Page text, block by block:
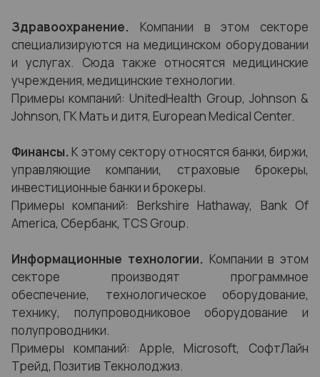
Здравоохранение. Компании в этом секторе
специализируются на медицинском оборудовании
и услугах. Сюда также относятся медицинские
учреждения, медицинские технологии.
Примеры компаний: UnitedHealth Group, Johnson &
Johnson, ГК Мать и дитя, European Medical Center.
Финансы. К этому сектору относятся банки, биржи,
управляющие компании, страховые брокеры,
инвестиционные банки и брокеры.
Примеры компаний: Berkshire Hathaway, Bank Of
America, Сбербанк, TCS Group.
Информационные технологии. Компании в этом
секторе производят программное
обеспечение, технологическое оборудование,
технику, полупроводниковое оборудование и
полупроводники.
Примеры компаний: Apple, Microsoft, СофтЛайн
Трейд, Позитив Текнолоджиз.